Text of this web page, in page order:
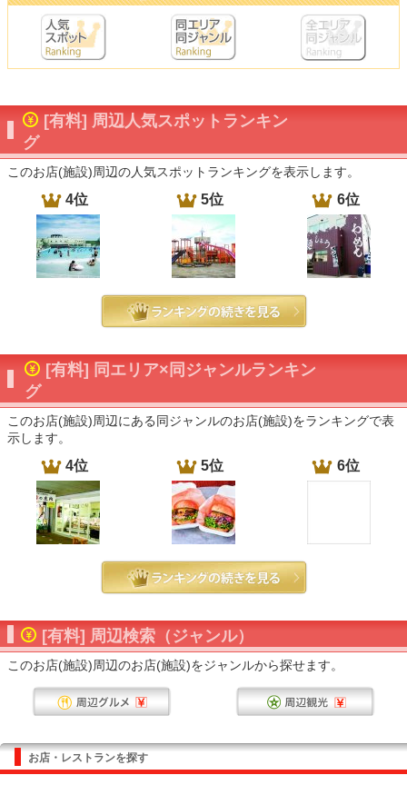
[有料] 周辺人気スポットランキン
グ
このお店(施設)周辺の人気スポットランキングを表示します。
4位 5位 6位
[有料] 同エリア×同ジャンルランキン
グ
このお店(施設)周辺にある同ジャンルのお店(施設)をランキングで表
示します。
4位 5位 6位
[有料] 周辺検索（ジャンル）
このお店(施設)周辺のお店(施設)をジャンルから探せます。
お店・レストランを探す